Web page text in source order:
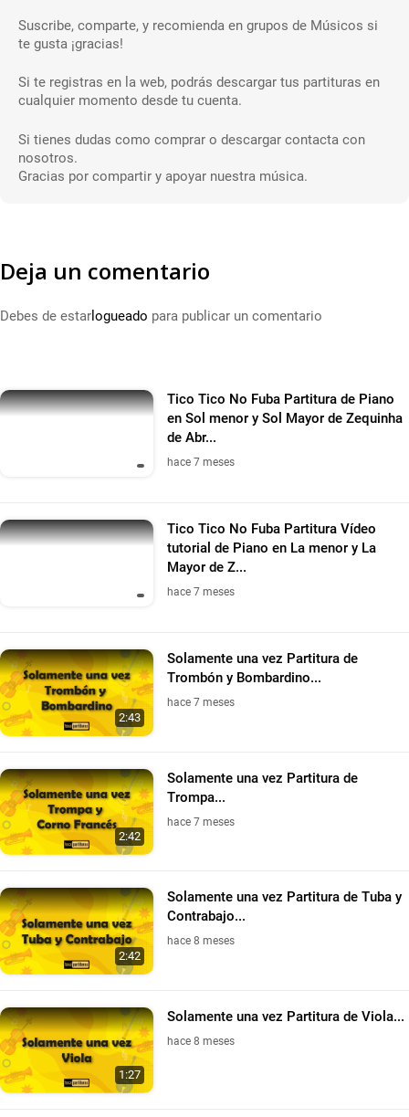
Suscribe, comparte, y recomienda en grupos de Músicos si
te gusta ¡gracias!
Si te registras en la web, podrás descargar tus partituras en
cualquier momento desde tu cuenta.
Si tienes dudas como comprar o descargar contacta con
nosotros.
Gracias por compartir y apoyar nuestra música.
Deja un comentario
Debes de estar logueado para publicar un comentario
Tico Tico No Fuba Partitura de Piano
en Sol menor y Sol Mayor de Zequinha
de Abr...
hace 7 meses
Tico Tico No Fuba Partitura Vídeo
tutorial de Piano en La menor y La
Mayor de Z...
hace 7 meses
2:43
Solamente una vez Partitura de
Trombón y Bombardino...
hace 7 meses
2:42
Solamente una vez Partitura de
Trompa...
hace 7 meses
2:42
Solamente una vez Partitura de Tuba y
Contrabajo...
hace 8 meses
1:27
Solamente una vez Partitura de Viola...
hace 8 meses